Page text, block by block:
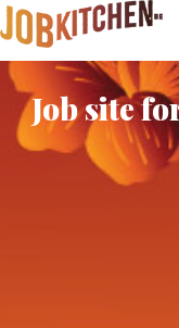
Job site